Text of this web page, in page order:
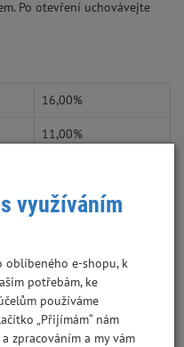
Po otevření uchovávejte
16,00%
11,00%
2,50%
využíváním
oblíbeného e-shopu, k
potřebám, ke
používáme
„Přijímám“ nám
zpracováním a my vám